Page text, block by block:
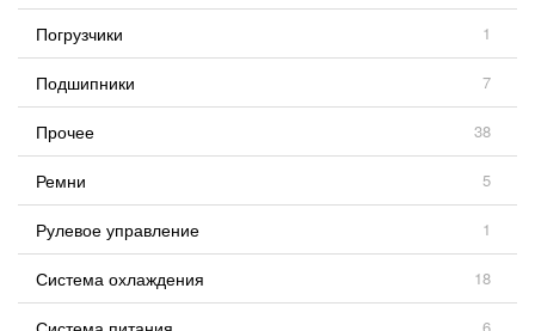
Погрузчики 1
Подшипники 7
Прочее 38
Ремни 5
Рулевое управление 1
Система охлаждения 18